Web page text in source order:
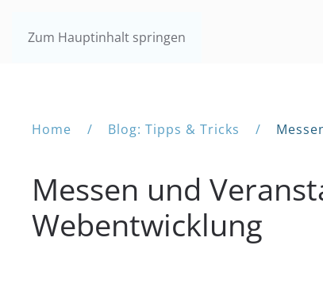
Zum Hauptinhalt springen
Home Blog: Tipps & Tricks
Messen und
Webentwicklung